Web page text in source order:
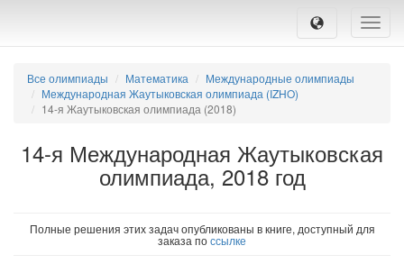
Toggle
Все олимпиады Математика
Международные олимпиады
Международная Жаутыковская олимпиада (IZHO)
14-я Жаутыковская олимпиада (2018)
14-я Международная Жаутыковская
олимпиада, 2018 год
Полные решения этих задач опубликованы в книге, доступный для
заказа поссылке